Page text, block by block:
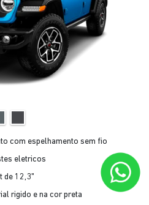
com espelhamento sem fio
eletricos
de 12,3"
rigido e na cor preta